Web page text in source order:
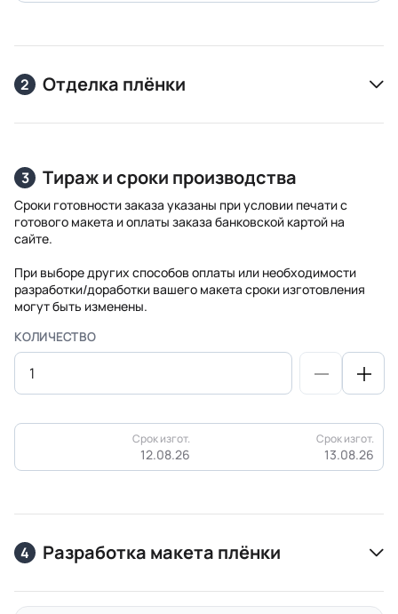
2 Отделка плёнки
3 Тираж и сроки производства
Сроки готовности заказа указаны при условии печати с
готового макета и оплаты заказа банковской картой на
сайте.
При выборе других способов оплаты или необходимости
разработки/доработки вашего макета сроки изготовления
могут быть изменены.
КОЛИЧЕСТВО
Срок изгот.
12.08.26
Срок изгот.
13.08.26
4 Разработка макета плёнки